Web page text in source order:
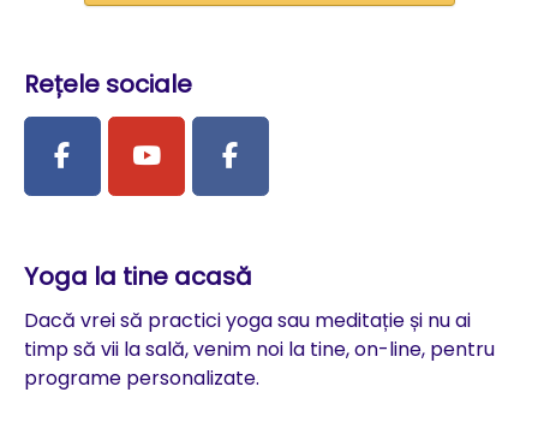
Rețele sociale
Yoga la tine acasă
Dacă vrei să practici yoga sau meditație și nu ai
timp să vii la sală, venim noi la tine, on-line, pentru
programe personalizate.